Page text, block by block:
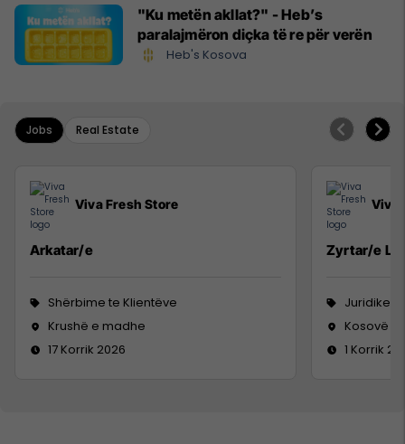
"Ku metën akllat?" - Heb’s
paralajmëron diçka të re për verën
Heb's Kosova
Jobs Real Estate
Viva Fresh Store
Arkatar/e
Shërbime te Klientëve
Krushë e madhe
17 Korrik 2026
Viva
Zyrtar/e
Juridike
Kosovë
1 Korrik